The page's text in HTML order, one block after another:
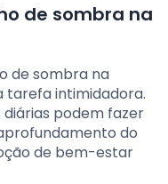
de sombra na
de sombra na
tarefa intimidadora.
podem fazer
do
de bem-estar